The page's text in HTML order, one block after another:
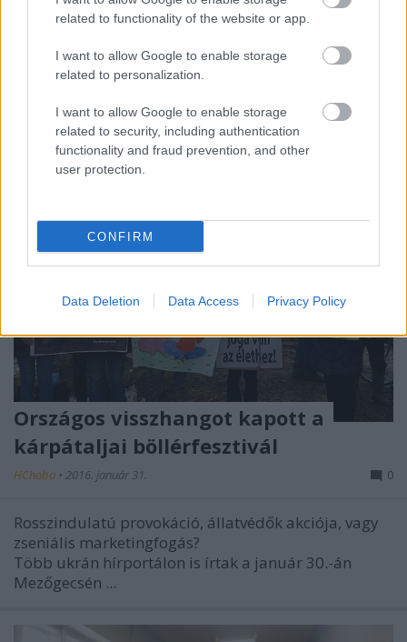
related to functionality of the website or app.
I want to allow Google to enable storage
related to personalization.
I want to allow Google to enable storage
related to security, including authentication
functionality and fraud prevention, and other
user protection.
CONFIRM
Data Deletion Data Access Privacy Policy
Nem csak az orosz kamionokat, minden orosz
szeretnének vonni a Jobb Szektor kárpátaljai tagjai
Országos visszhangot kapott a
kárpátaljai böllérfesztivál
HChoba • 2016. január 31. 0
Rosszindulatú provokáció, állatvédők akciója, vagy
zseniális marketingfogás?
Több ukrán hírportálon is írtak a január 30.-án
Mezőgecsén ...